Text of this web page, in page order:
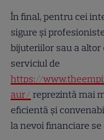
În final, pentru cei
sigure și
bijuteriilor sau a altor
serviciul de
https://
aur/ reprezintă mai
eficientă și
la nevoi financiare